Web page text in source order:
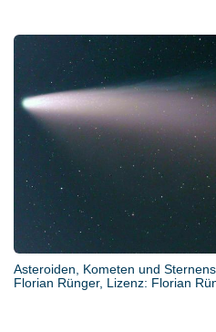
Asteroiden, Kometen und
Florian Rünger, Lizenz: Florian